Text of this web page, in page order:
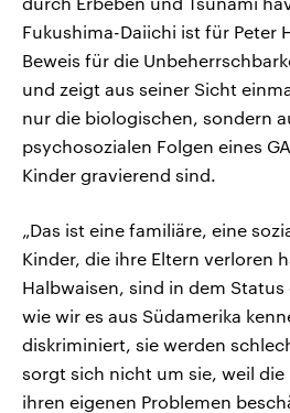
Fukushima-Daiichi ist für Peter
Beweis für die
und zeigt aus seiner Sicht
nur die biologischen, sondern
psychosozialen Folgen eines
Kinder gravierend sind.
„Das ist eine familiäre, eine
Kinder, die ihre Eltern verloren
Halbwaisen, sind in dem
wie wir es aus Südamerika
diskriminiert, sie werden
sorgt sich nicht um sie, weil die
ihren eigenen Problemen